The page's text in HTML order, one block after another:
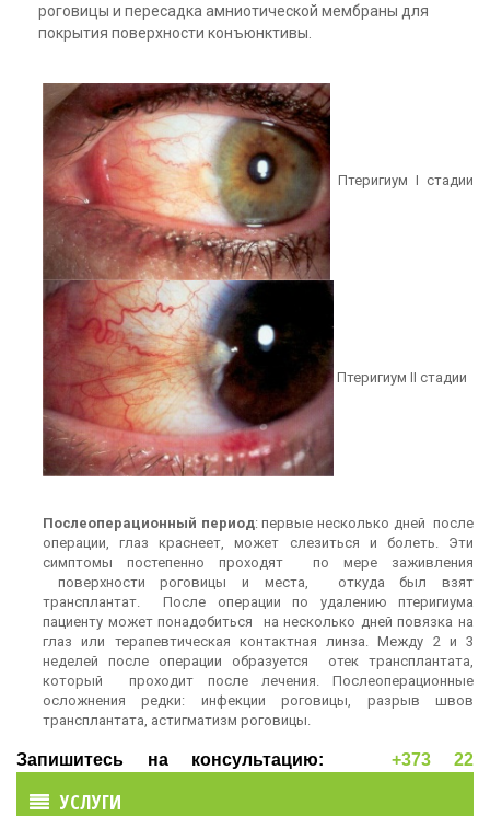
роговицы и пересадка амниотической мембраны для
покрытия поверхности конъюнктивы.
Птеригиум I cтадии
Птеригиум II cтадии
Послеоперационный период: первые несколько дней после
операции, глаз краснеет, может слезиться и болеть. Эти
симптомы постепенно проходят по мере заживления
поверхности роговицы и места, откуда был взят
трансплантат. После операции по удалению птеригиума
пациенту может понадобиться на несколько дней повязка на
глаз или терапевтическая контактная линза. Между 2 и 3
неделей после операции образуется отек трансплантата,
который проходит после лечения. Послеоперационные
осложнения редки: инфекции роговицы, разрыв швов
трансплантата, астигматизм роговицы.
Запишитесь на консультацию:
+373 22
УСЛУГИ